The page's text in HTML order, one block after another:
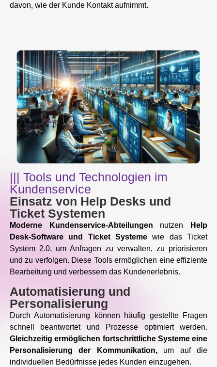
davon, wie der Kunde Kontakt aufnimmt.
||| Tools und Technologien im
Kundenservice
Einsatz von Help Desks und
Ticket Systemen
Moderne Kundenservice-Abteilungen nutzen
Help
Desk-Software und Ticket Systeme wie das Ticket
System 2.0, um Anfragen zu verwalten, zu priorisieren
und zu verfolgen. Diese Tools ermöglichen eine effiziente
Bearbeitung und verbessern das Kundenerlebnis.
Automatisierung und
Personalisierung
Durch Automatisierung können häufig gestellte Fragen
schnell beantwortet und Prozesse optimiert werden.
Gleichzeitig ermöglichen fortschrittliche Systeme eine
Personalisierung der Kommunikation,um auf die
individuellen Bedürfnisse jedes Kunden einzugehen.